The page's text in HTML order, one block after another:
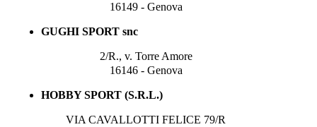
16149 - Genova
GUGHI SPORT snc
2/R., v. Torre Amore
16146 - Genova
HOBBY SPORT (S.R.L.)
VIA CAVALLOTTI FELICE 79/R